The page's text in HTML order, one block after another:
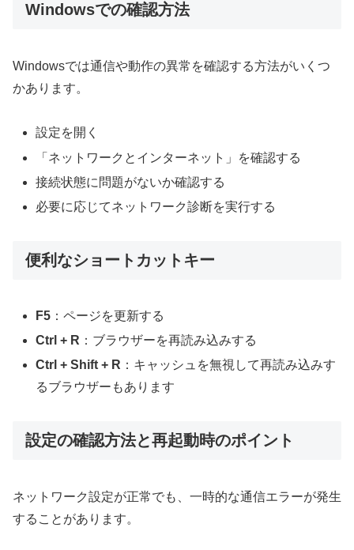
Windowsでの確認方法
Windowsでは通信や動作の異常を確認する方法がいくつ
かあります。
設定を開く
「ネットワークとインターネット」を確認する
接続状態に問題がないか確認する
必要に応じてネットワーク診断を実行する
便利なショートカットキー
F5 ：ページを更新する
Ctrl + R ：ブラウザーを再読み込みする
Ctrl + Shift + R ：キャッシュを無視して再読み込みす
るブラウザーもあります
設定の確認方法と再起動時のポイント
ネットワーク設定が正常でも、一時的な通信エラーが発生
することがあります。